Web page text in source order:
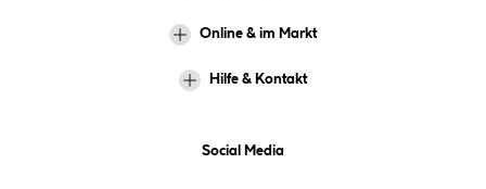
Online & im Markt
Hilfe & Kontakt
Social Media